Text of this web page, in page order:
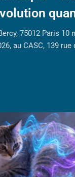
75012 Paris 10
au CASC, 139 rue